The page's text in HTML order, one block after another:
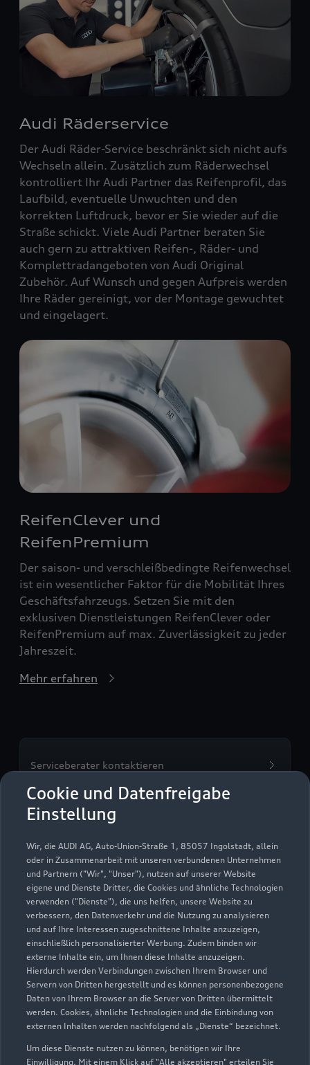
Cookie und Datenfreigabe
Einstellung
Wir, die AUDI AG, Auto-Union-Straße 1, 85057 Ingolstadt, allein
oder in Zusammenarbeit mit unseren verbundenen Unternehmen
und Partnern ("Wir", "Unser"), nutzen auf unserer Website
eigene und Dienste Dritter, die Cookies und ähnliche Technologien
verwenden ("Dienste"), die uns helfen, unsere Website zu
verbessern, den Datenverkehr und die Nutzung zu analysieren
und auf Ihre Interessen zugeschnittene Inhalte anzuzeigen,
einschließlich personalisierter Werbung. Zudem binden wir
externe Inhalte ein, um Ihnen diese Inhalte anzuzeigen.
Hierdurch werden Verbindungen zwischen Ihrem Browser und
Servern von Dritten hergestellt und es können personenbezogene
Daten von Ihrem Browser an die Server von Dritten übermittelt
werden. Cookies, ähnliche Technologien und die Einbindung von
externen Inhalten werden nachfolgend als „Dienste“ bezeichnet.
Um diese Dienste nutzen zu können, benötigen wir Ihre
Einwilligung. Mit einem Klick auf "Alle akzeptieren" erteilen Sie
Audi Räderservice
Der Audi Räder-Service beschränkt sich nicht aufs
Wechseln allein. Zusätzlich zum Räderwechsel
kontrolliert Ihr Audi Partner das Reifenprofil, das
Laufbild, eventuelle Unwuchten und den
korrekten Luftdruck, bevor er Sie wieder auf die
Straße schickt. Viele Audi Partner beraten Sie
auch gern zu attraktiven Reifen-, Räder- und
Komplettradangeboten von Audi Original
Zubehör. Auf Wunsch und gegen Aufpreis werden
Ihre Räder gereinigt, vor der Montage gewuchtet
und eingelagert.
ReifenClever und
ReifenPremium
Der saison- und verschleißbedingte Reifenwechsel
ist ein wesentlicher Faktor für die Mobilität Ihres
Geschäftsfahrzeugs. Setzen Sie mit den
exklusiven Dienstleistungen ReifenClever oder
ReifenPremium auf max. Zuverlässigkeit zu jeder
Jahreszeit.
Mehr erfahren
Serviceberater kontaktieren
Gierse & Schöllmann
GmbH
Servicepartner e-tron